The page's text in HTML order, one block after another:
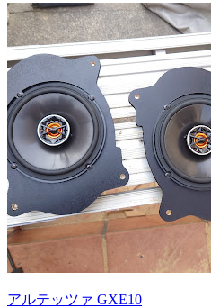
アルテッツァ GXE10